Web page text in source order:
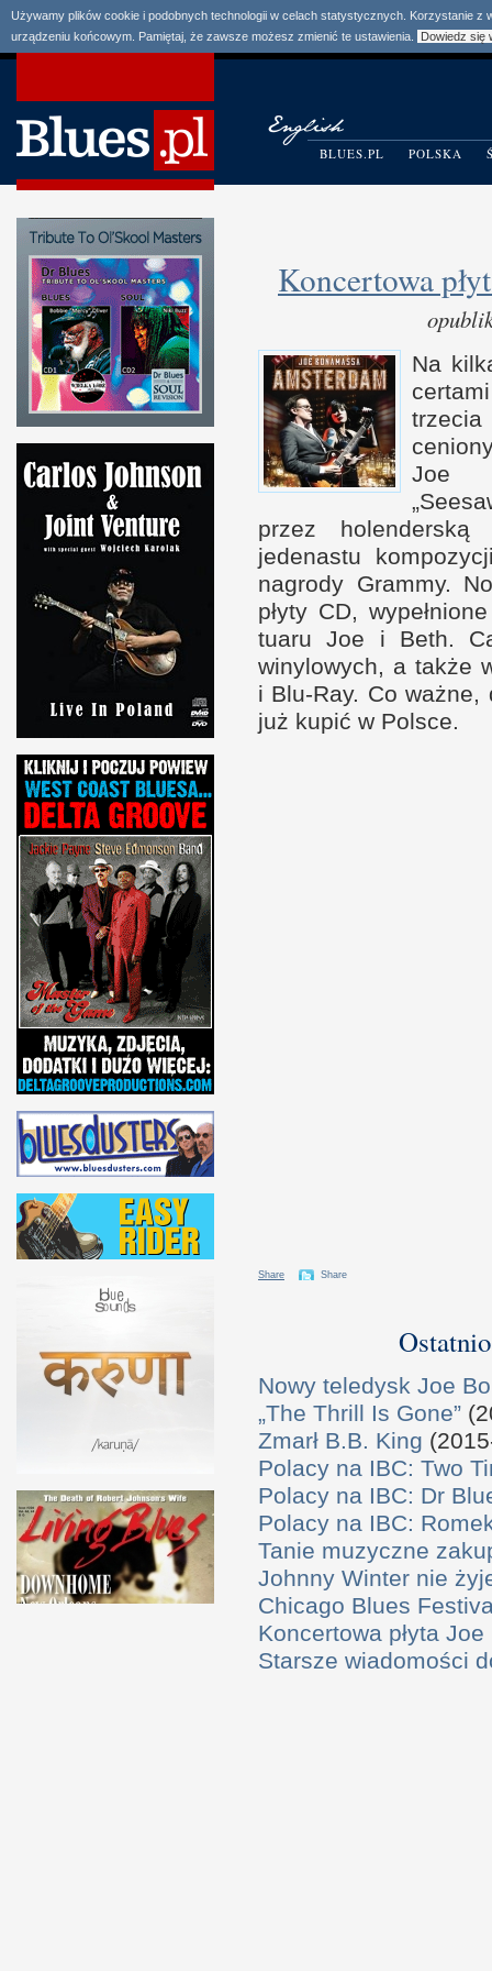
Używamy plików cookie i podobnych technologii w celach statystycznych. Korzystanie
urządzeniu końcowym. Pamiętaj, że zawsze możesz zmienić te ustawienia.
Dowiedz się
BLUES.PL POLSKA
Koncertowa
Na
Joe
przez holen­der­ską
jedenastu
nagrody Grammy.
płyty CD ,
tuaru Joe i Beth.
winylowych, a także
i Blu-​Ray. Co
już kupić w Polsce.
Share Share
Nowy teledysk Joe
„The Thrill Is Gone”
Zmarł B.B. King
Polacy na IBC: Two
Polacy na IBC: Dr
Polacy na IBC:
Tanie muzyczne
Johnny Winter nie
Chicago Blues
Koncertowa płyta
Starsze wiadomości